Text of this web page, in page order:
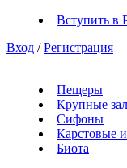
Вступить в
Вход / Регистрация
Пещеры
Крупные
Сифоны
Карстовые
Биота